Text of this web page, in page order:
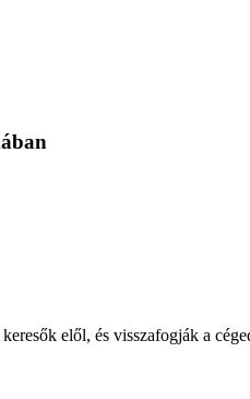
elől, és visszafogják a